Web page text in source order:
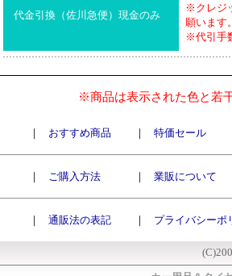
代金引換（佐川急便）現金のみ
※クレジ
願います。
※代引手
※商品は表示された色と若
｜ おすすめ商品 ｜ 特価セール
｜ ご購入方法 ｜ 業販について
｜ 通販法の表記 ｜ プライバシーポ